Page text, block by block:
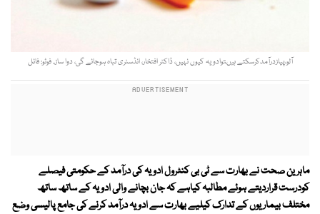
آلو،پیازدرآمدکرسکتے ہیںتوادویہ کیوں نہیں، ڈاکٹر افتخار، انڈسٹری تباہ ہوجائے گی، دوا ساز۔ فوٹو: فائل
ماہرین صحت نے بھارت سے ٹی بی کنٹرول ادویہ کی درآمد کے حکومتی فیصلے
کودرست قراردیتے ہوئے مطالبہ کیاہے کہ جان بچانے والی ادویہ کے ساتھ ساتھ
مختلف بیماریوں کے تدارک کیلیے بھارت سے ادویہ درآمد کرنے کی جامع پالیسی وضع